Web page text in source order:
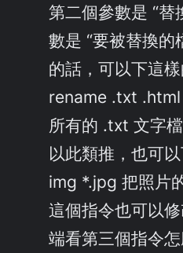
第二個參數是 “替
數是 “要被替換的
的話，可以下這
rename .txt .html
所有的 .txt 文字
以此類推，也可
img *.jpg 把照片
這個指令也可以
端看第三個指令